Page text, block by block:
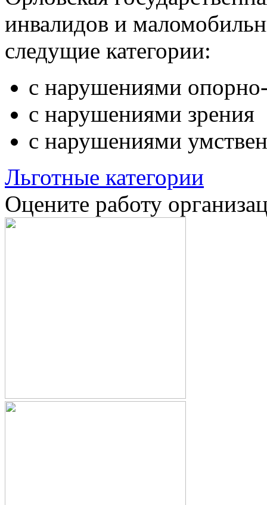
инвалидов и
следущие категории:
с нарушениями опорно-
с нарушениями зрения
с нарушениями
Льготные категории
Оцените работу